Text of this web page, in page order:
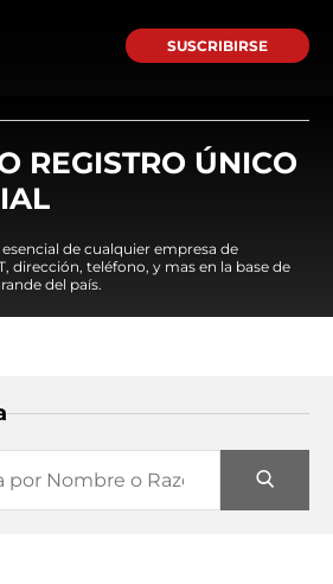
SUSCRIBIRSE
REGISTRO ÚNICO
de cualquier empresa de
dirección, teléfono, y mas en la base de
del país.